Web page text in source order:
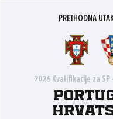
PRETHODNA
2026 Kvalifikacije za SP